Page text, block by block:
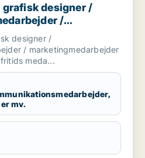
grafisk designer /
/
/ kreativ
medarbejder
designer /
/ marketingmedarbejder
meda...
mv.